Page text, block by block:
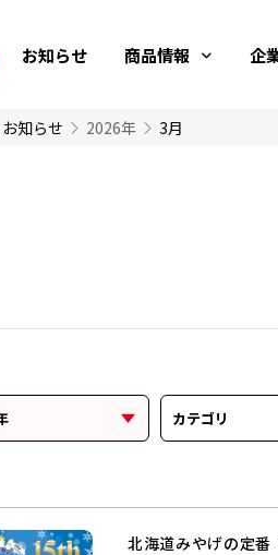
お知らせ 商品情報 企
お知らせ 2026年 3月
北海道みやげの定